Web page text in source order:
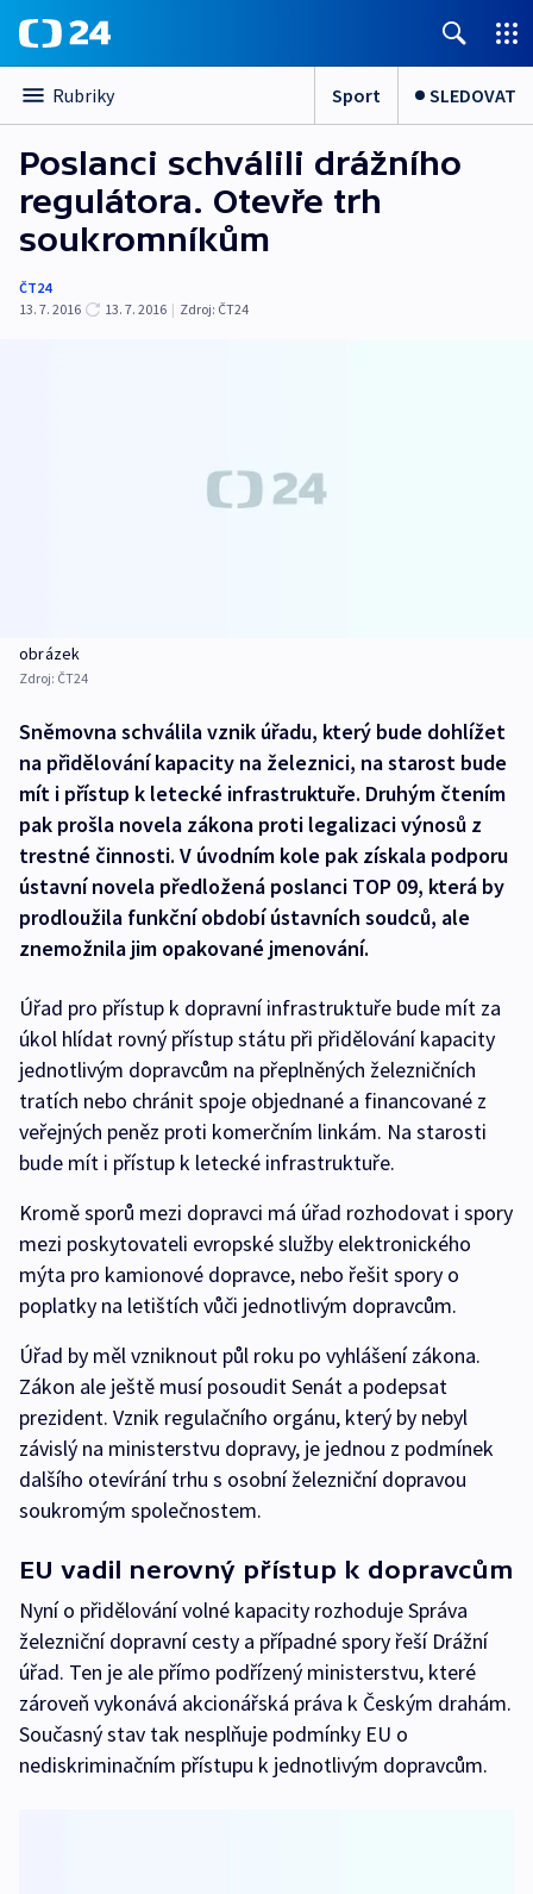
Rubriky Sport SLEDOVAT
Poslanci schválili drážního
regulátora. Otevře trh
soukromníkům
ČT24
13. 7. 2016
13. 7. 2016 | Zdroj: ČT24
obrázek
Zdroj: ČT24
Sněmovna schválila vznik úřadu, který bude dohlížet
na přidělování kapacity na železnici, na starost bude
mít i přístup k letecké infrastruktuře. Druhým čtením
pak prošla novela zákona proti legalizaci výnosů z
trestné činnosti. V úvodním kole pak získala podporu
ústavní novela předložená poslanci TOP 09, která by
prodloužila funkční období ústavních soudců, ale
znemožnila jim opakované jmenování.
Úřad pro přístup k dopravní infrastruktuře bude mít za
úkol hlídat rovný přístup státu při přidělování kapacity
jednotlivým dopravcům na přeplněných železničních
tratích nebo chránit spoje objednané a financované z
veřejných peněz proti komerčním linkám. Na starosti
bude mít i přístup k letecké infrastruktuře.
Kromě sporů mezi dopravci má úřad rozhodovat i spory
mezi poskytovateli evropské služby elektronického
mýta pro kamionové dopravce, nebo řešit spory o
poplatky na letištích vůči jednotlivým dopravcům.
Úřad by měl vzniknout půl roku po vyhlášení zákona.
Zákon ale ještě musí posoudit Senát a podepsat
prezident. Vznik regulačního orgánu, který by nebyl
závislý na ministerstvu dopravy, je jednou z podmínek
dalšího otevírání trhu s osobní železniční dopravou
soukromým společnostem.
EU vadil nerovný přístup k dopravcům
Nyní o přidělování volné kapacity rozhoduje Správa
železniční dopravní cesty a případné spory řeší Drážní
úřad. Ten je ale přímo podřízený ministerstvu, které
zároveň vykonává akcionářská práva k Českým drahám.
Současný stav tak nesplňuje podmínky EU o
nediskriminačním přístupu k jednotlivým dopravcům.